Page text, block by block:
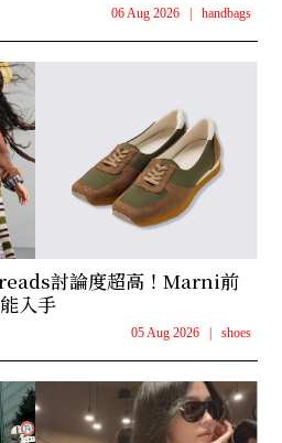
06 Aug 2026 handbags
討論度超高！Marni前
入手
05 Aug 2026 shoes